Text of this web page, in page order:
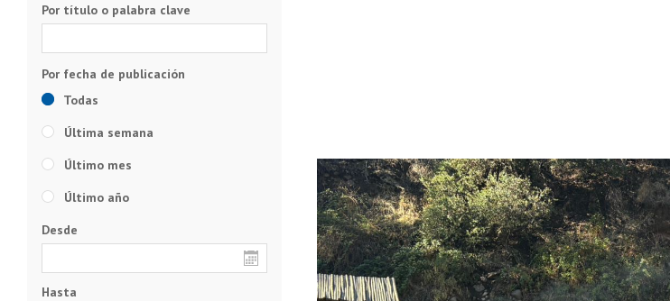
Por título o palabra clave
Todas
Última semana
Último mes
Último año
Desde
Hasta